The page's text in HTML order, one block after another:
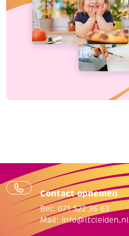
Contact opnemen
Bel: 071 522 36 63
Mail: info@ltcleiden.nl